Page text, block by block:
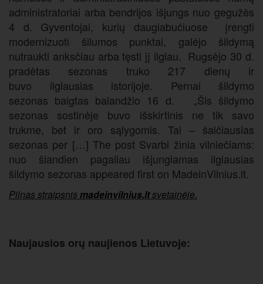
administratoriai arba bendrijos išjungs nuo gegužės
4 d. Gyventojai, kurių daugiabučiuose įrengti
modernizuoti šilumos punktai, galėjo šildymą
nutraukti anksčiau arba tęsti jį ilgiau. Rugsėjo 30 d.
pradėtas sezonas truko 217 dienų ir
buvo ilgiausias istorijoje. Pernai šildymo
sezonas baigtas balandžio 16 d. „Šis šildymo
sezonas sostinėje buvo išskirtinis ne tik savo
trukme, bet ir oro sąlygomis. Tai – šalčiausias
sezonas per […] The post Svarbi žinia vilniečiams:
nuo šiandien pagaliau išjungiamas ilgiausias
šildymo sezonas appeared first on MadeinVilnius.lt.
Pilnas straipsnis madeinvilnius.ltsvetainėje.
Naujausios orų naujienos Lietuvoje: